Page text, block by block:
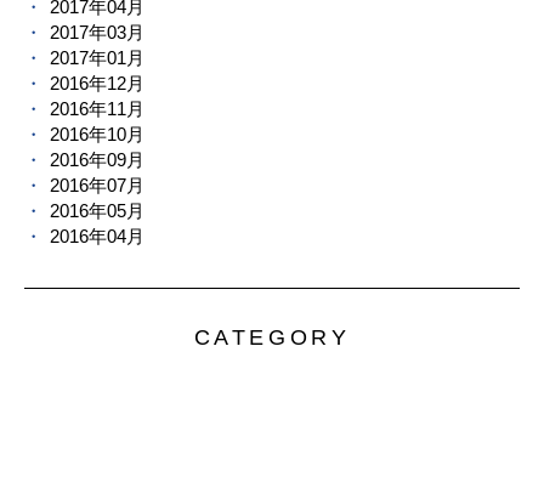
2017年04月
2017年03月
2017年01月
2016年12月
2016年11月
2016年10月
2016年09月
2016年07月
2016年05月
2016年04月
CATEGORY